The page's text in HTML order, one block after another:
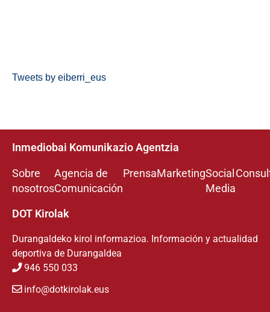
Tweets by eiberri_eus
Inmediobai Komunikazio Agentzia
Sobre
nosotros
Agencia de
Comunicación
PrensaMarketingSocial
Media
DOT Kirolak
Durangaldeko kirol informazioa. Información y actualidad
deportiva de Durangaldea
946 550 033
info@dotkirolak.eus